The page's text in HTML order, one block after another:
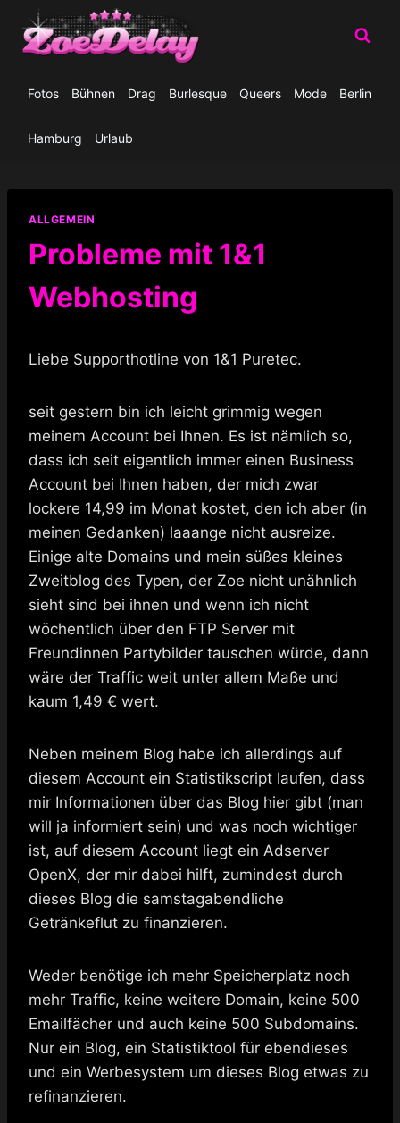
Inhalt
springen
Fotos Bühnen Drag Burlesque Queers Mode Berlin
Hamburg Urlaub
ALLGEMEIN
Probleme mit 1&1
Webhosting
Liebe Supporthotline von 1&1 Puretec.
seit gestern bin ich leicht grimmig wegen
meinem Account bei Ihnen. Es ist nämlich so,
dass ich seit eigentlich immer einen Business
Account bei Ihnen haben, der mich zwar
lockere 14,99 im Monat kostet, den ich aber (in
meinen Gedanken) laaange nicht ausreize.
Einige alte Domains und mein süßes kleines
Zweitblog des Typen, der Zoe nicht unähnlich
sieht sind bei ihnen und wenn ich nicht
wöchentlich über den FTP Server mit
Freundinnen Partybilder tauschen würde, dann
wäre der Traffic weit unter allem Maße und
kaum 1,49 € wert.
Neben meinem Blog habe ich allerdings auf
diesem Account ein Statistikscript laufen, dass
mir Informationen über das Blog hier gibt (man
will ja informiert sein) und was noch wichtiger
ist, auf diesem Account liegt ein Adserver
OpenX, der mir dabei hilft, zumindest durch
dieses Blog die samstagabendliche
Getränkeflut zu finanzieren.
Weder benötige ich mehr Speicherplatz noch
mehr Traffic, keine weitere Domain, keine 500
Emailfächer und auch keine 500 Subdomains.
Nur ein Blog, ein Statistiktool für ebendieses
und ein Werbesystem um dieses Blog etwas zu
refinanzieren.